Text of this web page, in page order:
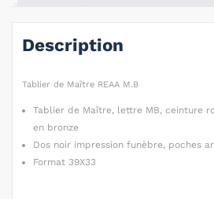
Description
Tablier de Maître REAA M.B
Tablier de Maître, lettre MB, ceinture
en bronze
Dos noir impression funèbre, poches
Format 39X33